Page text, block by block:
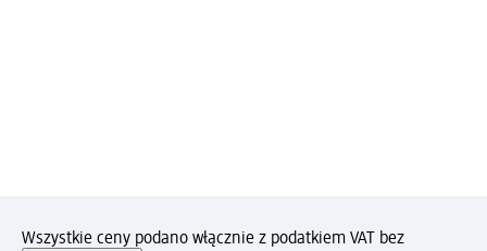
Wszystkie ceny podano włącznie z podatkiem VAT bez